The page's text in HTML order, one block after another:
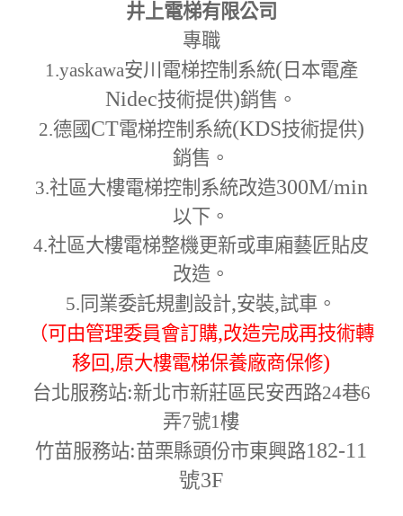
井上電梯有限公司
專職
1.yaskawa安川電梯控制系統( 日本電產
Nidec技術提供)銷售。
2.德國 CT電梯控制系統(KDS技術提供)
銷售。
3.社區大樓電梯控制系統改造300M/min
以下。
4.社區大樓電梯整機更新或車廂藝匠貼皮
改造。
5. 同業委託規劃設計,安裝,試車。
（可由管理委員會訂購,改造完成再技術轉
移回,原大樓電梯保養廠商保修)
台北服務站:新北市新莊區民安西路24巷6
弄7號1樓
竹苗服務站:苗栗縣頭份市東興路182-11
號3F